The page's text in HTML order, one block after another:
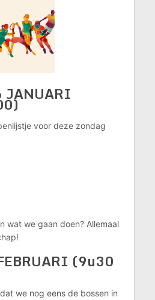
JANUARI
voor deze zondag
wat we gaan doen? Allemaal
(9u30
we nog eens de bossen in